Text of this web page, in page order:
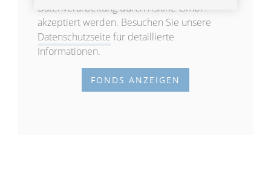
Datenverarbeitung durch riskine GmbH
akzeptiert werden. Besuchen Sie unsere
Datenschutzseite für detaillierte
Informationen.
FONDS ANZEIGEN